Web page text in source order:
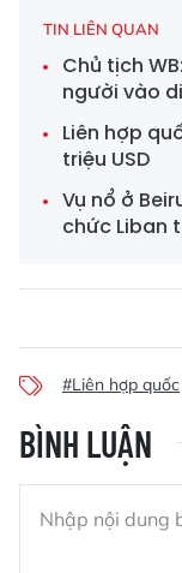
TIN LIÊN QUAN
Chủ tịch
người vào
Liên hợp
triệu USD
Vụ nổ ở
chức Liban
#Liên hợp quốc
BÌNH LUẬN